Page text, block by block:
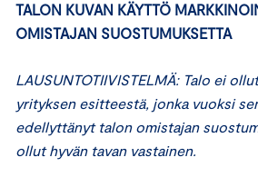
TALON KUVAN KÄYTTÖ
OMISTAJAN SUOSTUMUKSETTA
LAUSUNTOTIIVISTELMÄ: Talo ei
yrityksen esitteestä, jonka vuoksi
edellyttänyt talon omistajan
ollut hyvän tavan vastainen.